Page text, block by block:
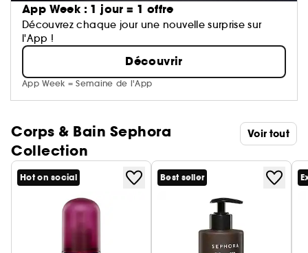
App Week : 1 jour = 1 offre
Découvrez chaque jour une nouvelle surprise sur
l'App !
Découvrir
App Week = Semaine de l'App
Corps & Bain Sephora
Collection
Voir tout
Hot on social Best seller